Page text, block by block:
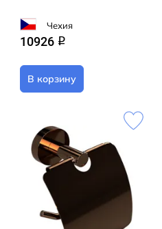
Чехия
10926 q
В корзину